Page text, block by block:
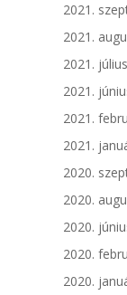
2021.
2021.
2021. július
2021.
2021.
2021.
2020.
2020.
2020.
2020.
2020.